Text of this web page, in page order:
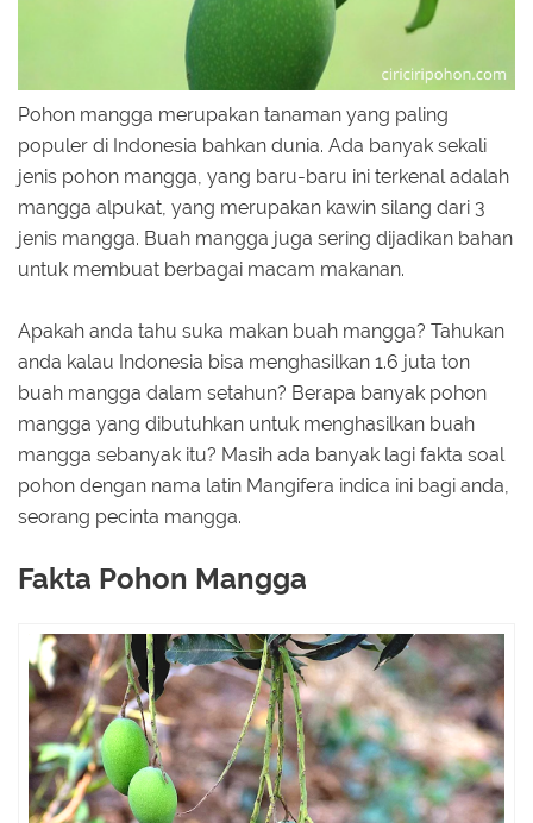
Pohon mangga merupakan tanaman yang paling
populer di Indonesia bahkan dunia. Ada banyak sekali
jenis pohon mangga, yang baru-baru ini terkenal adalah
mangga alpukat, yang merupakan kawin silang dari 3
jenis mangga. Buah mangga juga sering dijadikan bahan
untuk membuat berbagai macam makanan.
Apakah anda tahu suka makan buah mangga? Tahukan
anda kalau Indonesia bisa menghasilkan 1.6 juta ton
buah mangga dalam setahun? Berapa banyak pohon
mangga yang dibutuhkan untuk menghasilkan buah
mangga sebanyak itu? Masih ada banyak lagi fakta soal
pohon dengan nama latin Mangifera indica ini bagi anda,
seorang pecinta mangga.
Fakta Pohon Mangga